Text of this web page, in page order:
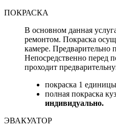
ПОКРАСКА
В основном данная
ремонтом. Покраска
камере. Предварительно
Непосредственно перед
проходит
покраска 1
полная покраска
индивидуально.
ЭВАКУАТОР